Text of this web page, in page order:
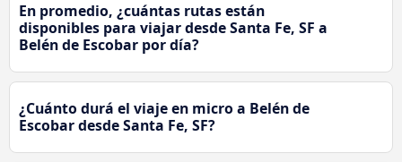
En promedio, ¿cuántas rutas están
disponibles para viajar desde Santa Fe, SF a
Belén de Escobar por día?
¿Cuánto durá el viaje en micro a Belén de
Escobar desde Santa Fe, SF?